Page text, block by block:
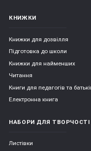
КНИЖКИ
Книжки для дозвілля
Підготовка до школи
Книжки для найменших
Читання
Книги для педагогів та
Електронна книга
НАБОРИ ДЛЯ ТВОРЧОСТІ
Листівки